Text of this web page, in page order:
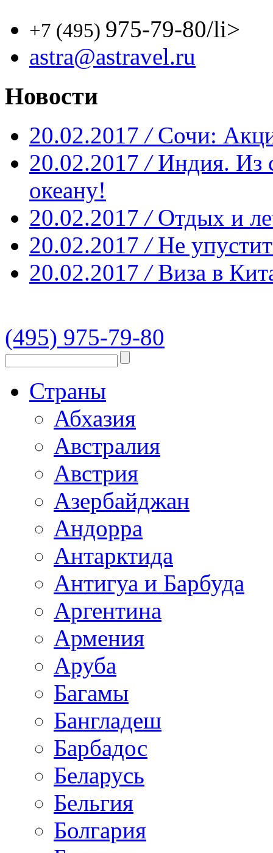
+7 (495) 975-79-80/li>
astra@astravel.ru
Новости
20.02.2017 / Сочи:
20.02.2017 / Индия. Из
океану!
20.02.2017 / Отдых и
20.02.2017 / Не
20.02.2017 / Виза в
(495) 975-79-80
Страны
Абхазия
Австралия
Австрия
Азербайджан
Андорра
Антарктида
Антигуа и Барбуда
Аргентина
Армения
Аруба
Багамы
Бангладеш
Барбадос
Беларусь
Бельгия
Болгария